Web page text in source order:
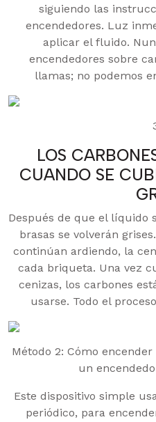
siguiendo las
encendedores. Luz
aplicar el fluido.
encendedores sobre
llamas; no podemos
LOS
CUANDO SE
Después de que el líquido
brasas se volverán
continúan ardiendo, la
cada briqueta. Una vez
cenizas, los carbones
usarse. Todo el
Método 2: Cómo
un
Este dispositivo simple
periódico, para